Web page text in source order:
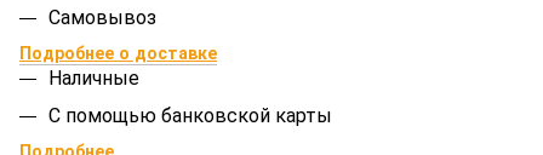
Самовывоз
Подробнее о доставке
Наличные
С помощью банковской карты